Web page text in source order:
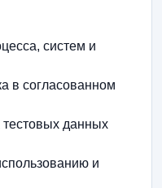
систем и
в согласованном
тестовых данных
и